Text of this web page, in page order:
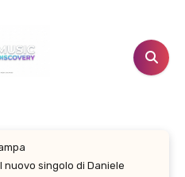
nuovo singolo di Daniele